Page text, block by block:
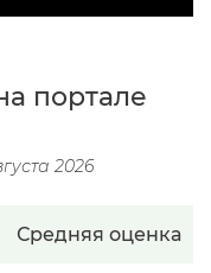
портале
2026
Средняя оценка